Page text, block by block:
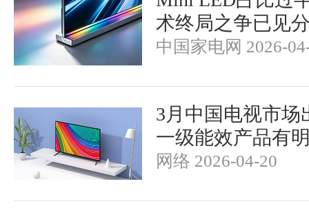
术终局之争已见
中国家电网 2026-
3月中国电视市场
一级能效产品有
网络 2026-04-20